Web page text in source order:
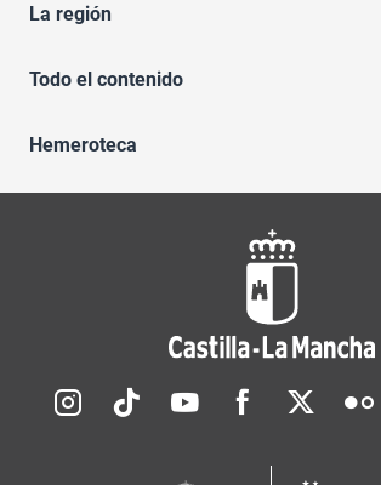
La región
Todo el contenido
Hemeroteca
Redes sociales JCCM